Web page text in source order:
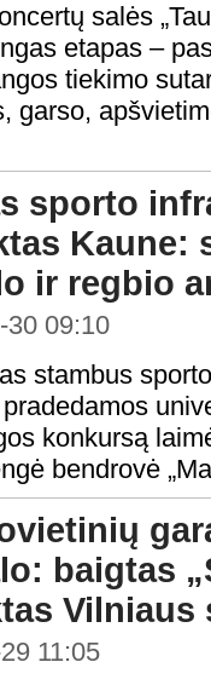
salės
etapas –
tiekimo
garso,
sporto
Kaune:
ir regbio
30 09:10
stambus
konkursą
bendrovė
baigtas
Vilniaus
11:05